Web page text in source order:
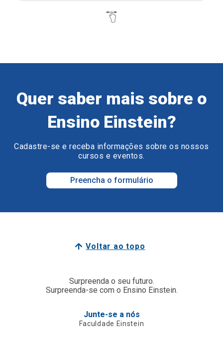
Quer saber mais sobre o
Ensino Einstein?
Cadastre-se e receba informações sobre os nossos
cursos e eventos.
Preencha o formulário
Voltar ao topo
Surpreenda o seu futuro.
Surpreenda-se com o Ensino Einstein.
Junte-se a nós
Faculdade Einstein